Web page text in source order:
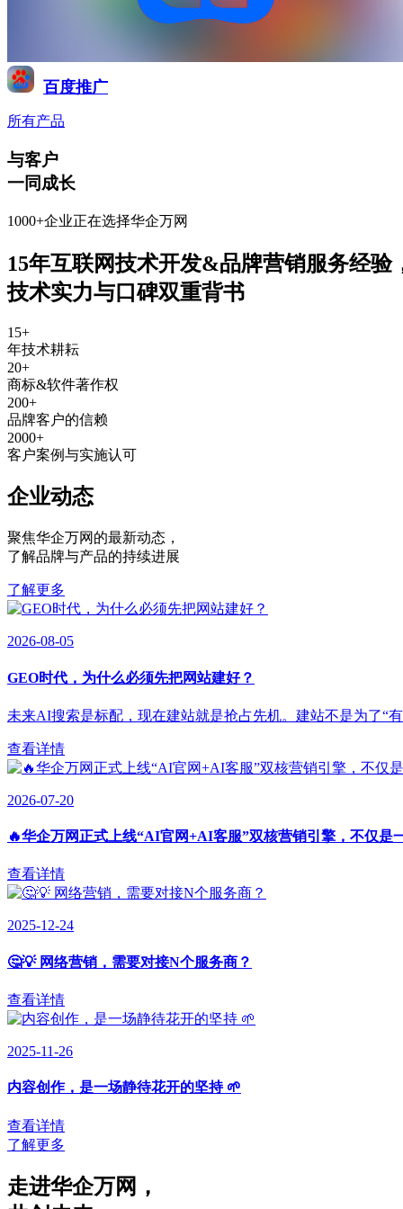
百度推广
所有产品
与客户
一同成长
1000+企业正在选择华企万网
15年互联网技术开发&品牌营销服务经验
技术实力与口碑双重背书
15+
年技术耕耘
20+
商标&软件著作权
200+
品牌客户的信赖
2000+
客户案例与实施认可
企业动态
聚焦华企万网的最新动态 ，
了解品牌与产品的持续进展
了解更多
2026-08-05
GEO时代，为什么必须先把网站建好？
未来AI搜索是标配，现在建站就是抢占先机。建站不是为了“
查看详情
2026-07-20
🔥华企万网正式上线“AI官网+AI客服”双核营销引擎，不仅是
查看详情
2025-12-24
🤔💡 网络营销，需要对接N个服务商？
查看详情
2025-11-26
内容创作，是一场静待花开的坚持 🌱
查看详情
了解更多
走进华企万网 ，